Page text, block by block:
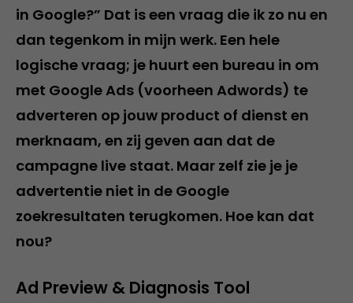
in Google?” Dat is een vraag die ik zo nu en
dan tegenkom in mijn werk. Een hele
logische vraag; je huurt een bureau in om
met Google Ads (voorheen Adwords) te
adverteren op jouw product of dienst en
merknaam, en zij geven aan dat de
campagne live staat. Maar zelf zie je je
advertentie niet in de Google
zoekresultaten terugkomen. Hoe kan dat
nou?
Ad Preview & Diagnosis Tool